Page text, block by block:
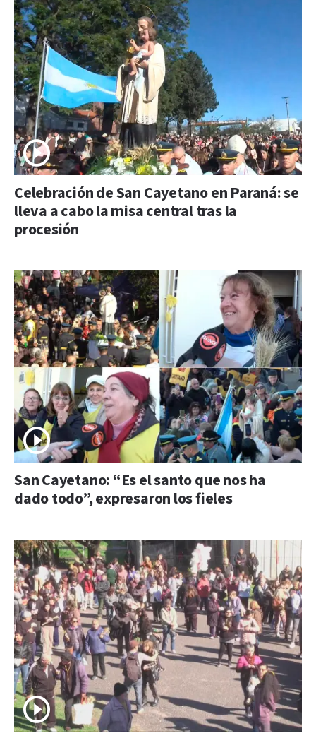
Celebración de San Cayetano en Paraná: se
lleva a cabo la misa central tras la
procesión
San Cayetano: “Es el santo que nos ha
dado todo”, expresaron los fieles